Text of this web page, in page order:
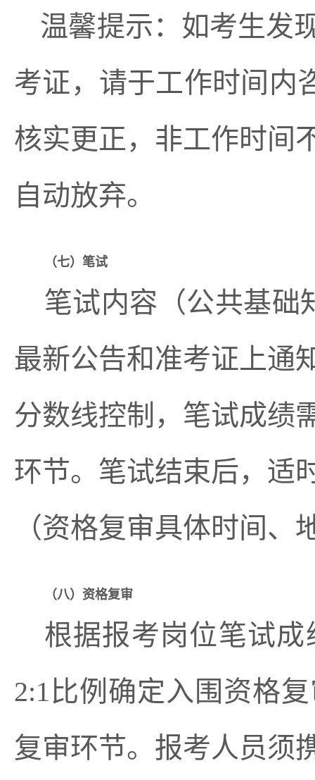
温馨提示：如考生发
考证，请于工作时间内
核实更正，非工作时间
自动放弃。
（七）笔试
笔试内容（公共基础
最新公告和准考证上通
分数线控制，笔试成绩
环节。笔试结束后，适
（资格复审具体时间、
（八）资格复审
根据报考岗位笔试
2:1比例确定入围资格
复审环节。报考人员须